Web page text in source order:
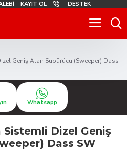
KAYIT OL DESTEK
Geniş Alan Süpürücü (Sweeper) Dass
Whatsapp
Sistemli Dizel Geniş
Dass SW